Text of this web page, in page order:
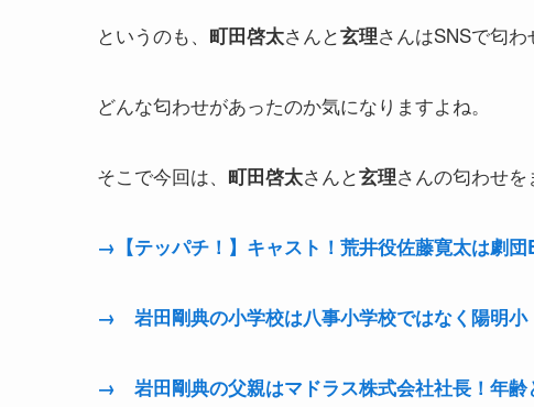
というのも、 町田啓太さんと玄理さんはSNSで匂わ
どんな匂わせがあったのか気になりますよね。
そこで今回は、 町田啓太さんと玄理さんの匂わせを
→【テッパチ！】キャスト！荒井役佐藤寛太は劇団
→ 岩田剛典の小学校は八事小学校ではなく陽明小
→ 岩田剛典の父親はマドラス株式会社社長！年齢